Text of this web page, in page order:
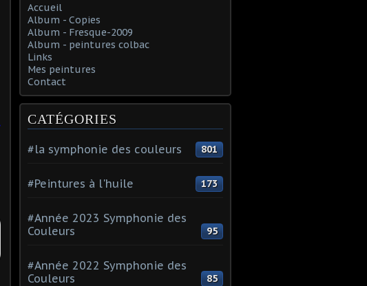
Accueil
Album - Copies
Album - Fresque-2009
Album - peintures colbac
Links
Mes peintures
Contact
CATÉGORIES
#la symphonie des couleurs 801
#Peintures à l'huile 173
#Année 2023 Symphonie des
Couleurs
95
#Année 2022 Symphonie des
Couleurs
85